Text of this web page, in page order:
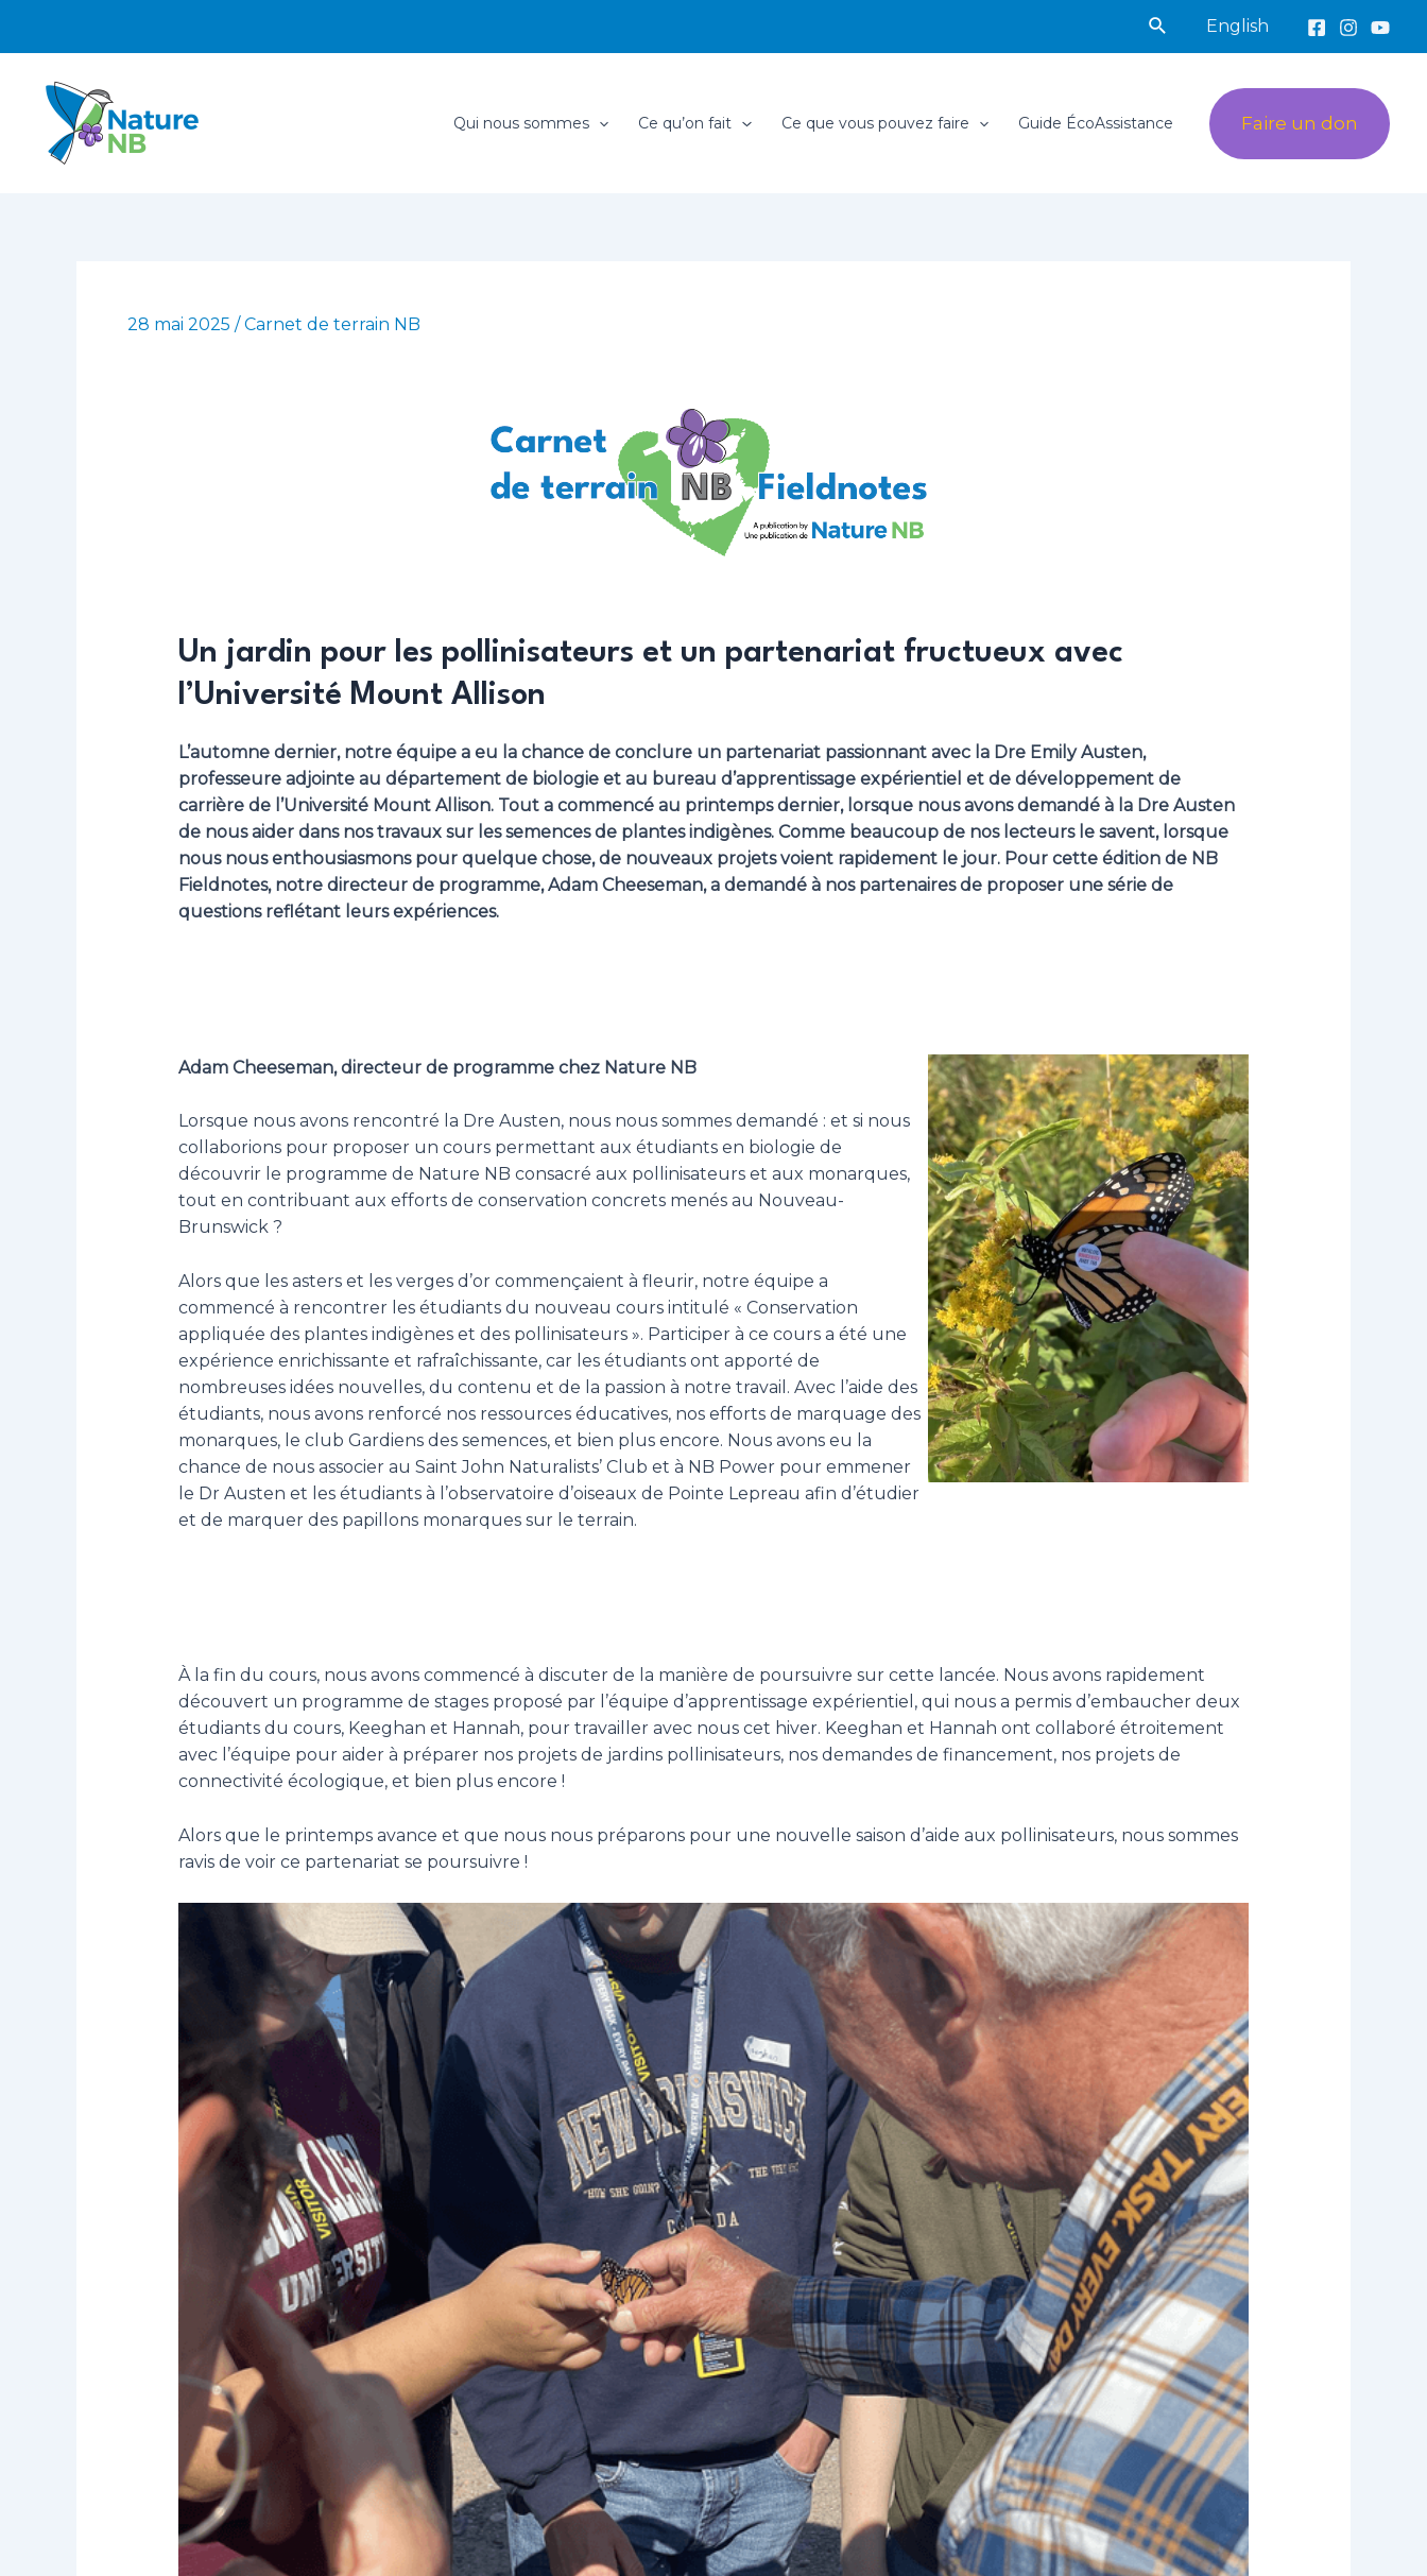
Rechercher
English
Qui nous sommes Ce qu’on fait Ce que vous pouvez faire Guide ÉcoAssistance Faire un don
28 mai 2025 /Carnet de terrain NB
Un jardin pour les pollinisateurs et un partenariat fructueux avec
l’Université Mount Allison
L’automne dernier, notre équipe a eu la chance de conclure un partenariat passionnant avec la Dre Emily Austen,
professeure adjointe au département de biologie et au bureau d’apprentissage expérientiel et de développement de
carrière de l’Université Mount Allison. Tout a commencé au printemps dernier, lorsque nous avons demandé à la Dre Austen
de nous aider dans nos travaux sur les semences de plantes indigènes. Comme beaucoup de nos lecteurs le savent, lorsque
nous nous enthousiasmons pour quelque chose, de nouveaux projets voient rapidement le jour. Pour cette édition de NB
Fieldnotes, notre directeur de programme, Adam Cheeseman, a demandé à nos partenaires de proposer une série de
questions reflétant leurs expériences.
Adam Cheeseman, directeur de programme chez Nature NB
Lorsque nous avons rencontré la Dre Austen, nous nous sommes demandé : et si nous
collaborions pour proposer un cours permettant aux étudiants en biologie de
découvrir le programme de Nature NB consacré aux pollinisateurs et aux monarques,
tout en contribuant aux efforts de conservation concrets menés au Nouveau-
Brunswick ?
Alors que les asters et les verges d’or commençaient à fleurir, notre équipe a
commencé à rencontrer les étudiants du nouveau cours intitulé « Conservation
appliquée des plantes indigènes et des pollinisateurs ». Participer à ce cours a été une
expérience enrichissante et rafraîchissante, car les étudiants ont apporté de
nombreuses idées nouvelles, du contenu et de la passion à notre travail. Avec l’aide des
étudiants, nous avons renforcé nos ressources éducatives, nos efforts de marquage des
monarques, le club Gardiens des semences, et bien plus encore. Nous avons eu la
chance de nous associer au Saint John Naturalists’ Club et à NB Power pour emmener
le Dr Austen et les étudiants à l’observatoire d’oiseaux de Pointe Lepreau afin d’étudier
et de marquer des papillons monarques sur le terrain.
À la fin du cours, nous avons commencé à discuter de la manière de poursuivre sur cette lancée. Nous avons rapidement
découvert un programme de stages proposé par l’équipe d’apprentissage expérientiel, qui nous a permis d’embaucher deux
étudiants du cours, Keeghan et Hannah, pour travailler avec nous cet hiver. Keeghan et Hannah ont collaboré étroitement
avec l’équipe pour aider à préparer nos projets de jardins pollinisateurs, nos demandes de financement, nos projets de
connectivité écologique, et bien plus encore !
Alors que le printemps avance et que nous nous préparons pour une nouvelle saison d’aide aux pollinisateurs, nous sommes
ravis de voir ce partenariat se poursuivre !